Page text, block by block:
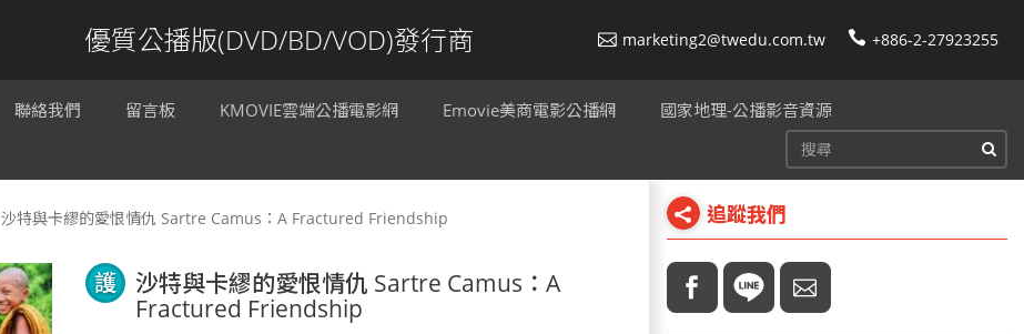
優質公播版(DVD/BD/VOD)發行商 marketing2@twedu.com.tw +886-2-27923255
聯絡我們 留言板 KMOVIE雲端公播電影網 Emovie美商電影公播網 國家地理-公播影音資源
沙特與卡繆的愛恨情仇 Sartre Camus：A Fractured Friendship
護
沙特與卡繆的愛恨情仇 Sartre Camus：A
Fractured Friendship
追蹤我們